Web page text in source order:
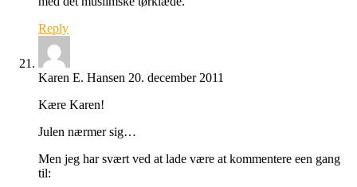
Reply
Karen E. Hansen 20. december 2011
Kære Karen!
Julen nærmer sig…
Men jeg har svært ved at lade være at kommentere een gang
til: